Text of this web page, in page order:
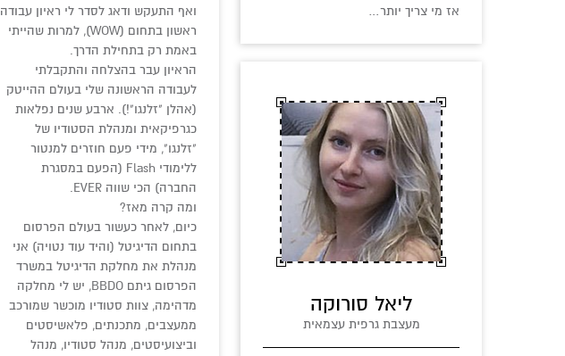
ואף התעקש ודאג לסדר לי ראיון עבודה
ראשון בתחום (WOW), למרות שהייתי
באמת רק בתחילת הדרך.
הראיון עבר בהצלחה והתקבלתי
לעבודה הראשונה שלי בעולם ההייטק
(אהלן "זלנגו"!). ארבע שנים נפלאות
כגרפיקאית ומנהלת הסטודיו של
"זלנגו", מידי פעם חוזרים למנטור
ללימודי Flash (הפעם במסגרת
החברה) הכי שווה EVER.
ומה קרה מאז?
כיום, לאחר כעשור בעולם הפרסום
בתחום הדיגיטל (והיד עוד נטויה) אני
מנהלת את מחלקת הדיגיטל במשרד
הפרסום גיתם BBDO, יש לי מחלקה
מדהימה, צוות סטודיו מוכשר שמורכב
ממעצבים, מתכנתים, פלאשיסטים
וביצועיסטים, מנהל סטודיו, מנהל
אז מי צריך יותר…
ליאל סורוקה
מעצבת גרפית עצמאית